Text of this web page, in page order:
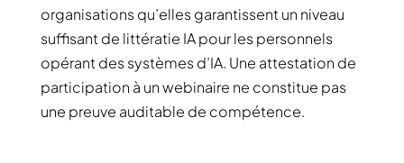
organisations qu’elles garantissent un niveau
suffisant de littératie IA pour les personnels
opérant des systèmes d’IA. Une attestation de
participation à un webinaire ne constitue pas
une preuve auditable de compétence.